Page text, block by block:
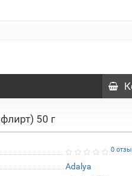
50 г
0
Adalya